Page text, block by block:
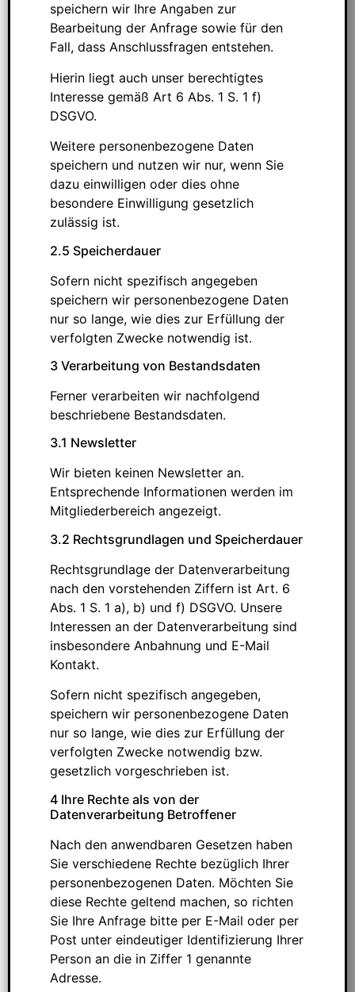
speichern wir Ihre Angaben zur
Bearbeitung der Anfrage sowie für den
Fall, dass Anschlussfragen entstehen.
Hierin liegt auch unser berechtigtes
Interesse gemäß Art 6 Abs. 1 S. 1 f)
DSGVO.
Weitere personenbezogene Daten
speichern und nutzen wir nur, wenn Sie
dazu einwilligen oder dies ohne
besondere Einwilligung gesetzlich
zulässig ist.
2.5 Speicherdauer
Sofern nicht spezifisch angegeben
speichern wir personenbezogene Daten
nur so lange, wie dies zur Erfüllung der
verfolgten Zwecke notwendig ist.
3 Verarbeitung von Bestandsdaten
Ferner verarbeiten wir nachfolgend
beschriebene Bestandsdaten.
3.1 Newsletter
Wir bieten keinen Newsletter an.
Entsprechende Informationen werden im
Mitgliederbereich angezeigt.
3.2 Rechtsgrundlagen und Speicherdauer
Rechtsgrundlage der Datenverarbeitung
nach den vorstehenden Ziffern ist Art. 6
Abs. 1 S. 1 a), b) und f) DSGVO. Unsere
Interessen an der Datenverarbeitung sind
insbesondere Anbahnung und E-Mail
Kontakt.
Sofern nicht spezifisch angegeben,
speichern wir personenbezogene Daten
nur so lange, wie dies zur Erfüllung der
verfolgten Zwecke notwendig bzw.
gesetzlich vorgeschrieben ist.
4 Ihre Rechte als von der
Datenverarbeitung Betroffener
Nach den anwendbaren Gesetzen haben
Sie verschiedene Rechte bezüglich Ihrer
personenbezogenen Daten. Möchten Sie
diese Rechte geltend machen, so richten
Sie Ihre Anfrage bitte per E-Mail oder per
Post unter eindeutiger Identifizierung Ihrer
Person an die in Ziffer 1 genannte
Adresse.